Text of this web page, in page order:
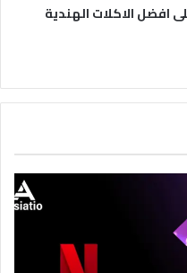
افضل الاكلات الهندية